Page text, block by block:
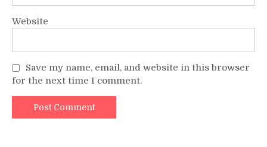
Website
Save my name, email, and website in this browser
for the next time I comment.